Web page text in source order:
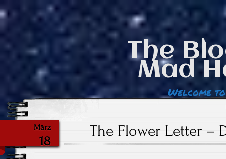
The
Mad
Welcome
März
18
The Flower Letter –